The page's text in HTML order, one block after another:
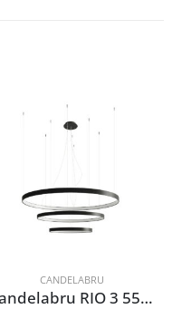
CANDELABRU
Candelabru RIO 3 55/78/110 negru LED 4000K